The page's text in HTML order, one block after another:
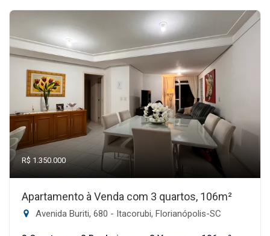
R$ 1.350.000
Apartamento à Venda com 3 quartos, 106m²
Avenida Buriti, 680 - Itacorubi, Florianópolis-SC